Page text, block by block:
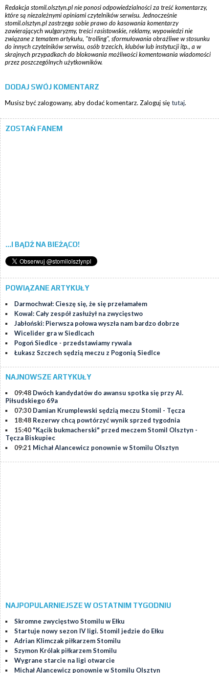
Redakcja stomil.olsztyn.pl nie ponosi odpowiedzialności za treść komentarzy,
które są niezależnymi opiniami czytelników serwisu. Jednocześnie
stomil.olsztyn.pl zastrzega sobie prawo do kasowania komentarzy
zawierających wulgaryzmy, treści rasistowskie, reklamy, wypowiedzi nie
związane z tematem artykułu, "trolling", sformułowania obraźliwe w stosunku
do innych czytelników serwisu, osób trzecich, klubów lub instytucji itp., a w
skrajnych przypadkach do blokowania możliwości komentowania wiadomości
przez poszczególnych użytkowników.
DODAJ SWÓJ KOMENTARZ
Musisz być zalogowany, aby dodać komentarz. Zaloguj siętutaj.
ZOSTAŃ FANEM
...I BĄDŹ NA BIEŻĄCO!
POWIĄZANE ARTYKUŁY
Darmochwał: Cieszę się, że się przełamałem
Kowal: Cały zespół zasłużył na zwycięstwo
Jabłoński: Pierwsza połowa wyszła nam bardzo dobrze
Wicelider gra w Siedlcach
Pogoń Siedlce - przedstawiamy rywala
Łukasz Szczech sędzią meczu z Pogonią Siedlce
NAJNOWSZE ARTYKUŁY
09:48 Dwóch kandydatów do awansu spotka się przy Al.
Piłsudskiego 69a
07:30 Damian Krumplewski sędzią meczu Stomil - Tęcza
18:48 Rezerwy chcą powtórzyć wynik sprzed tygodnia
15:40 "Kącik bukmacherski" przed meczem Stomil Olsztyn -
Tęcza Biskupiec
09:21 Michał Alancewicz ponownie w Stomilu Olsztyn
NAJPOPULARNIEJSZE W OSTATNIM TYGODNIU
Skromne zwycięstwo Stomilu w Ełku
Startuje nowy sezon IV ligi. Stomil jedzie do Ełku
Adrian Klimczak piłkarzem Stomilu
Szymon Królak piłkarzem Stomilu
Wygrane starcie na ligi otwarcie
Michał Alancewicz ponownie w Stomilu Olsztyn